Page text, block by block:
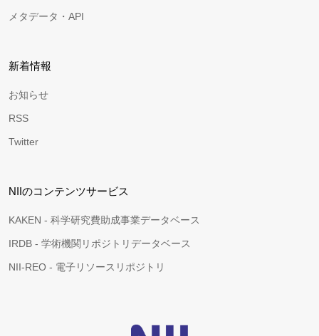
メタデータ・API
新着情報
お知らせ
RSS
Twitter
NIIのコンテンツサービス
KAKEN - 科学研究費助成事業データベース
IRDB - 学術機関リポジトリデータベース
NII-REO - 電子リソースリポジトリ